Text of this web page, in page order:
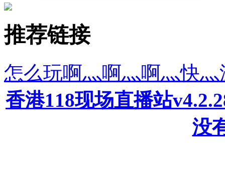
推荐链接
怎么玩啊灬啊灬啊灬快
香港118现场直播站
没